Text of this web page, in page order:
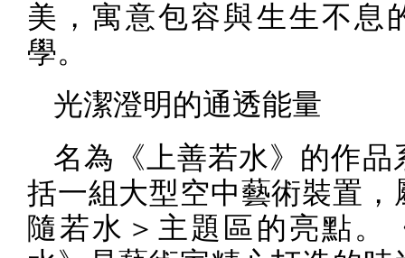
美，寓意包容與生生不息
學。
光潔澄明的通透能量
名為《上善若水》的作品
括一組大型空中藝術裝置，
隨若水＞主題區的亮點。